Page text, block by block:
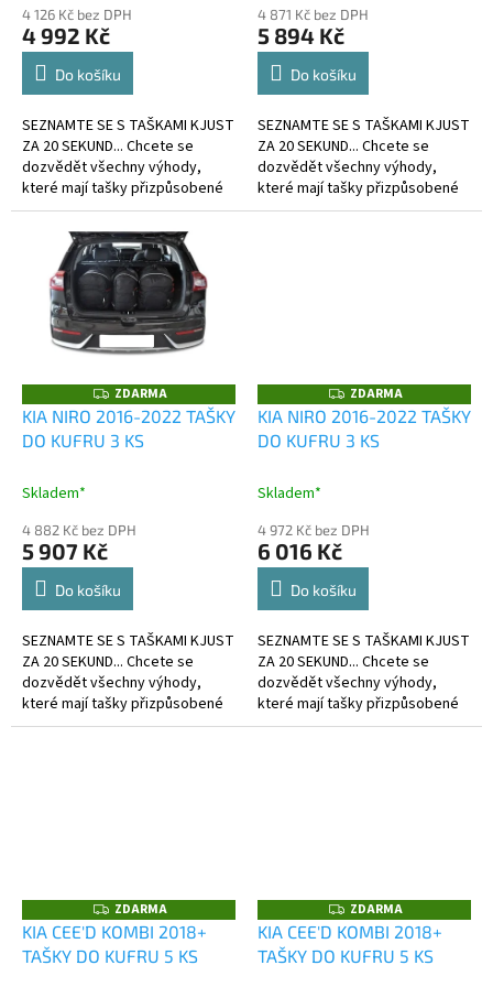
4 126 Kč bez DPH
4 992 Kč
Do košíku
SEZNAMTE SE S TAŠKAMI KJUST
ZA 20 SEKUND... Chcete se
dozvědět všechny výhody,
které mají tašky přizpůsobené
kufru?
4 871 Kč bez DPH
5 894 Kč
Do košíku
SEZNAMTE SE S TAŠKAMI KJUST
ZA 20 SEKUND... Chcete se
dozvědět všechny výhody,
které mají tašky přizpůsobené
kufru?
Z
D
A
R
ZDARMA
KIA NIRO 2016-2022 TAŠKY
DO KUFRU 3 KS
Skladem*
4 882 Kč bez DPH
5 907 Kč
Do košíku
SEZNAMTE SE S TAŠKAMI KJUST
ZA 20 SEKUND... Chcete se
dozvědět všechny výhody,
které mají tašky přizpůsobené
kufru?
Z
D
A
R
ZDARMA
KIA NIRO 2016-2022 TAŠKY
DO KUFRU 3 KS
Skladem*
4 972 Kč bez DPH
6 016 Kč
Do košíku
SEZNAMTE SE S TAŠKAMI KJUST
ZA 20 SEKUND... Chcete se
dozvědět všechny výhody,
které mají tašky přizpůsobené
kufru?
Z
D
A
R
ZDARMA
KIA CEE'D KOMBI 2018+
TAŠKY DO KUFRU 5 KS
Z
D
A
R
ZDARMA
KIA CEE'D KOMBI 2018+
TAŠKY DO KUFRU 5 KS